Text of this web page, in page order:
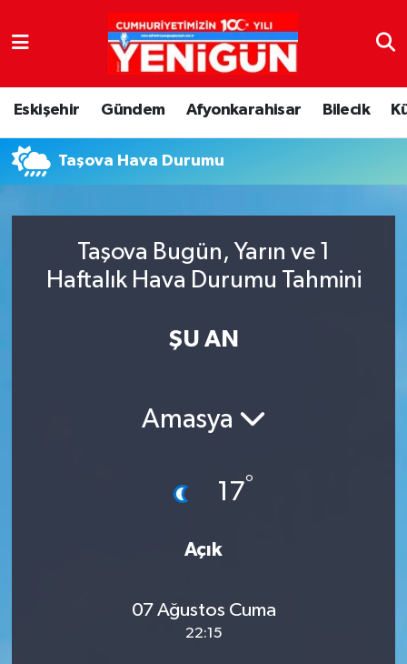
Eskişehir Gündem Afyonkarahisar Bilecik
Taşova Hava Durumu
Taşova Bugün, Yarın ve 1
Haftalık Hava Durumu Tahmini
ŞU AN
Amasya
17°
Açık
07 Ağustos Cuma
22:15
Nöbetçi Eczaneler
Hava Durumu
Trafik Durumu
Tüm Manşetler